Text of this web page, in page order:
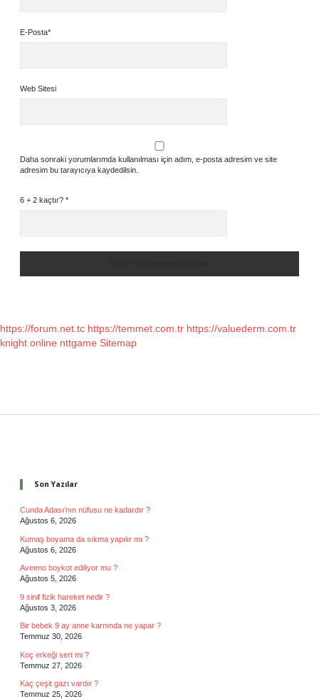
E-Posta*
Web Sitesi
Daha sonraki yorumlarımda kullanılması için adım, e-posta adresim ve site
adresim bu tarayıcıya kaydedilsin.
6 + 2 kaçtır? *
https://forum.net.tc https://temmet.com.tr https://valuederm.com.tr
knight online nttgame Sitemap
Son Yazılar
Cunda Adası’nın nüfusu ne kadardır ?
Ağustos 6, 2026
Kumaş boyama da sıkma yapılır mı ?
Ağustos 6, 2026
Aveeno boykot ediliyor mu ?
Ağustos 5, 2026
9 sinif fizik hareket nedir ?
Ağustos 3, 2026
Bir bebek 9 ay anne karnında ne yapar ?
Temmuz 30, 2026
Koç erkeği sert mi ?
Temmuz 27, 2026
Kaç çeşit gazı vardır ?
Temmuz 25, 2026